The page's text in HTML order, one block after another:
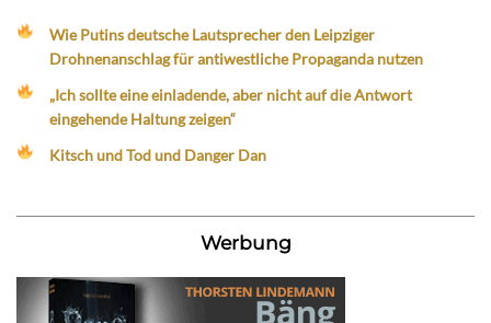
Wie Putins deutsche Lautsprecher den Leipziger
Drohnenanschlag für antiwestliche Propaganda nutzen
„Ich sollte eine einladende, aber nicht auf die Antwort
eingehende Haltung zeigen“
Kitsch und Tod und Danger Dan
Werbung